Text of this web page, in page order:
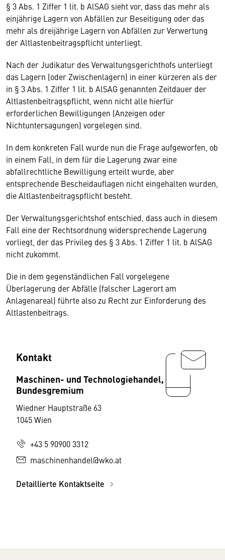
§ 3 Abs. 1 Ziffer 1 lit. b AlSAG sieht vor, dass das mehr als
einjährige Lagern von Abfällen zur Beseitigung oder das
mehr als dreijährige Lagern von Abfällen zur Verwertung
der Altlastenbeitragspflicht unterliegt.
Nach der Judikatur des Verwaltungsgerichthofs unterliegt
das Lagern (oder Zwischenlagern) in einer kürzeren als der
in § 3 Abs. 1 Ziffer 1 lit. b AlSAG genannten Zeitdauer der
Altlastenbeitragspflicht, wenn nicht alle hierfür
erforderlichen Bewilligungen (Anzeigen oder
Nichtuntersagungen) vorgelegen sind.
In dem konkreten Fall wurde nun die Frage aufgeworfen, ob
in einem Fall, in dem für die Lagerung zwar eine
abfallrechtliche Bewilligung erteilt wurde, aber
entsprechende Bescheidauflagen nicht eingehalten wurden,
die Altlastenbeitragspflicht besteht.
Der Verwaltungsgerichtshof entschied, dass auch in diesem
Fall eine der Rechtsordnung widersprechende Lagerung
vorliegt, der das Privileg des § 3 Abs. 1 Ziffer 1 lit. b AlSAG
nicht zukommt.
Die in dem gegenständlichen Fall vorgelegene
Überlagerung der Abfälle (falscher Lagerort am
Anlagenareal) führte also zu Recht zur Einforderung des
Altlastenbeitrags.
Kontakt
Maschinen- und Technologiehandel,
Bundesgremium
Wiedner Hauptstraße 63
1045 Wien
+43 5 90900 3312
maschinenhandel@wko.at
Detaillierte Kontaktseite